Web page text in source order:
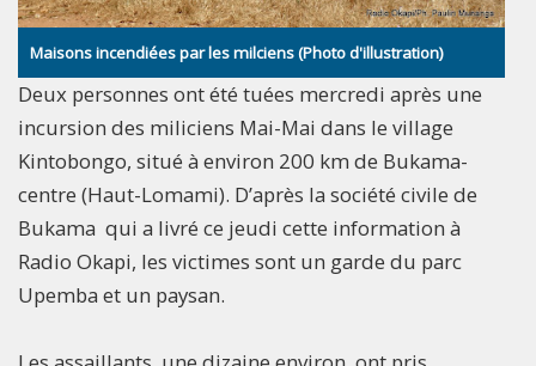
Maisons incendiées par les milciens (Photo d'illustration)
Deux personnes ont été tuées mercredi après une
incursion des miliciens Mai-Mai dans le village
Kintobongo, situé à environ 200 km de Bukama-
centre (Haut-Lomami). D’après la société civile de
Bukama qui a livré ce jeudi cette information à
Radio Okapi, les victimes sont un garde du parc
Upemba et un paysan.